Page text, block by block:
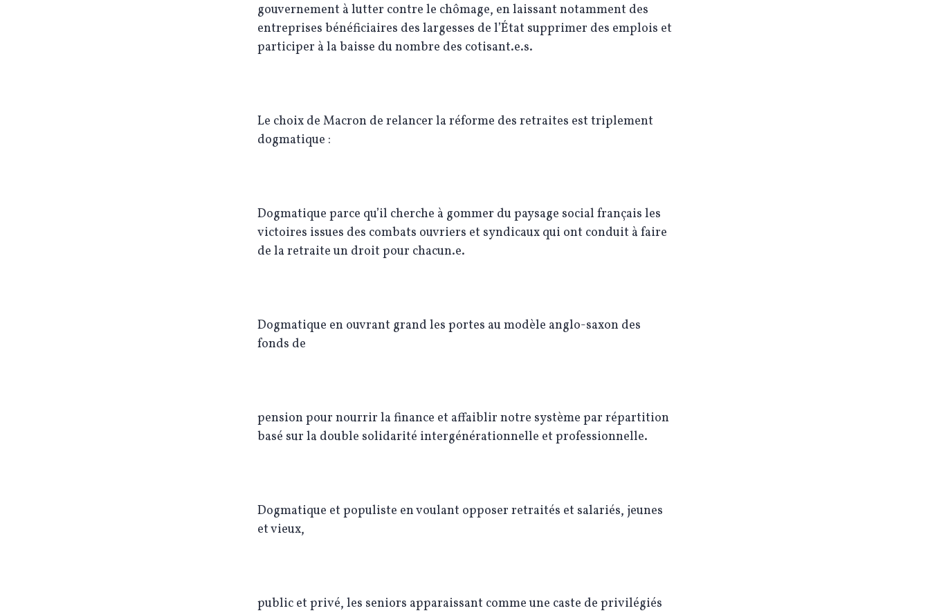
gouvernement à lutter contre le chômage, en laissant notamment des
entreprises bénéficiaires des largesses de l’État supprimer des emplois et
participer à la baisse du nombre des cotisant.e.s.
Le choix de Macron de relancer la réforme des retraites est triplement
dogmatique :
Dogmatique parce qu’il cherche à gommer du paysage social français les
victoires issues des combats ouvriers et syndicaux qui ont conduit à faire
de la retraite un droit pour chacun.e.
Dogmatique en ouvrant grand les portes au modèle anglo-saxon des
fonds de
pension pour nourrir la finance et affaiblir notre système par répartition
basé sur la double solidarité intergénérationnelle et professionnelle.
Dogmatique et populiste en voulant opposer retraités et salariés, jeunes
et vieux,
public et privé, les seniors apparaissant comme une caste de privilégiés